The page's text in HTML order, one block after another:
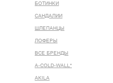
БОТИНКИ
САНДАЛИИ
ШЛЕПАНЦЫ
ЛОФЕРЫ
ВСЕ БРЕНДЫ
A-COLD-WALL*
AKILA